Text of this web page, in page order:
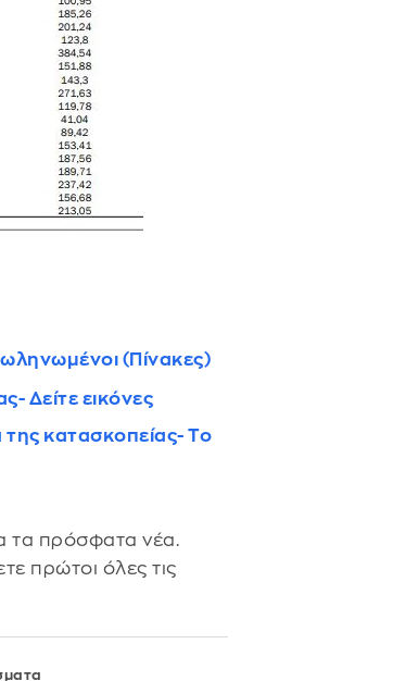
(Πίνακες)
Δείτε εικόνες
κατασκοπείας- Το
τα πρόσφατα νέα.
πρώτοι όλες τις